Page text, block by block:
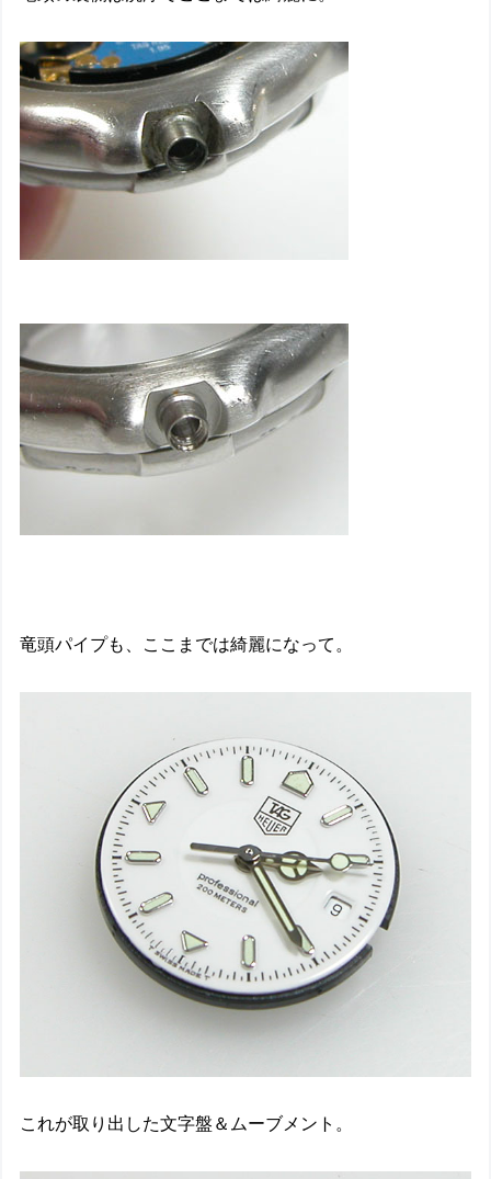
竜頭パイプも、ここまでは綺麗になって。
これが取り出した文字盤＆ムーブメント。